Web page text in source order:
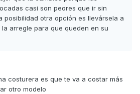
casi son peores que ir sin
posibilidad otra opción es llevársela a
arregle para que queden en su
costurera es que te va a costar más
otro modelo